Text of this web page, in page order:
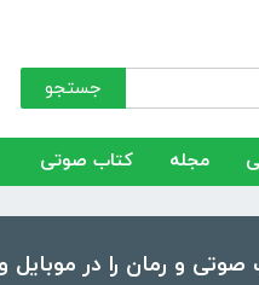
جستجو
مجله کتاب صوتی